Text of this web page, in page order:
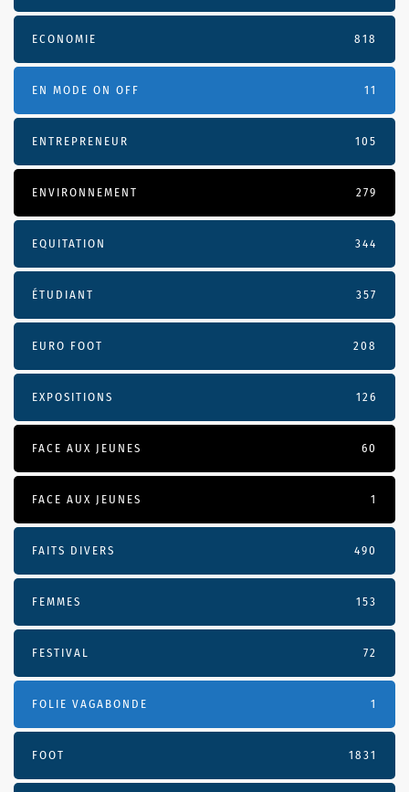
ECONOMIE 818
EN MODE ON OFF 11
ENTREPRENEUR 105
ENVIRONNEMENT 279
EQUITATION 344
ÉTUDIANT 357
EURO FOOT 208
EXPOSITIONS 126
FACE AUX JEUNES 60
FACE AUX JEUNES 1
FAITS DIVERS 490
FEMMES 153
FESTIVAL 72
FOLIE VAGABONDE 1
FOOT 1831